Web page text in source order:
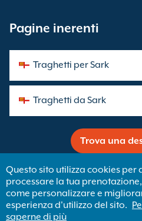
Pagine inerenti
Traghetti per Sark
Traghetti da Sark
Trova una
Copyright ©
Newincco 1399 Limited ha i suoi
Unito. Iscrizione al Registro delle
Questo sito utilizza cookies per
processare la tua
come personalizzare e
esperienza d'utilizzo del sito.
saperne di più